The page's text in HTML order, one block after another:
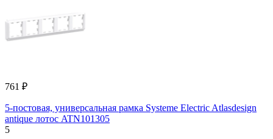
761 ₽
5-постовая, универсальная рамка Systeme Electric Atlasdesign
antique лотос ATN101305
5